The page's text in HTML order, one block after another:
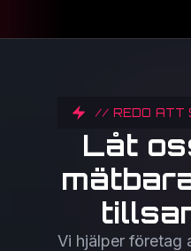
// REDO ATT
Låt
Vi hjälper företag